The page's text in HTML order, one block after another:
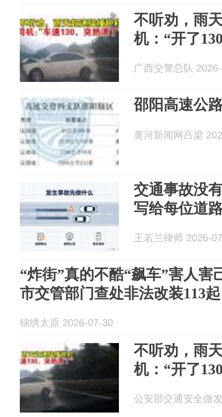
不听劝，雨
机：“开了
广西交警总队
邵阳高速公
黄河新闻网吕梁
交通事故没
写给每位道
王若兰律师 2026-
“炸街”真的不酷“飙车”害人害
市交管部门查处非法改装113
锦绣太原 2026-07-30
不听劝，雨
机：“开了
公安部交通安全微